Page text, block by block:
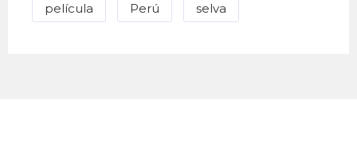
película Perú selva